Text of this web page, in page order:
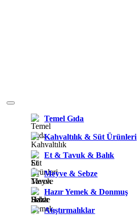
Temel Gıda
Kahvaltılık & Süt Ürünleri
Et & Tavuk & Balık
Meyve & Sebze
Hazır Yemek & Donmuş
Atıştırmalıklar